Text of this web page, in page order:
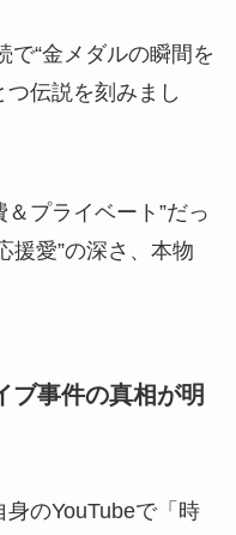
で“金メダルの瞬間を
つ伝説を刻みまし
プライベート”だっ
援愛”の深さ、本物
ブ事件の真相が明
のYouTubeで「時